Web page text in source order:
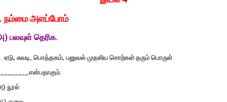
நம்மை அளப்போம்
பலவுள் தெரிக.
ஏடு, சுவடி, பொத்தகம், பனுவல் முதலிய சொற்கள் தரும் பொருள்
நூல்